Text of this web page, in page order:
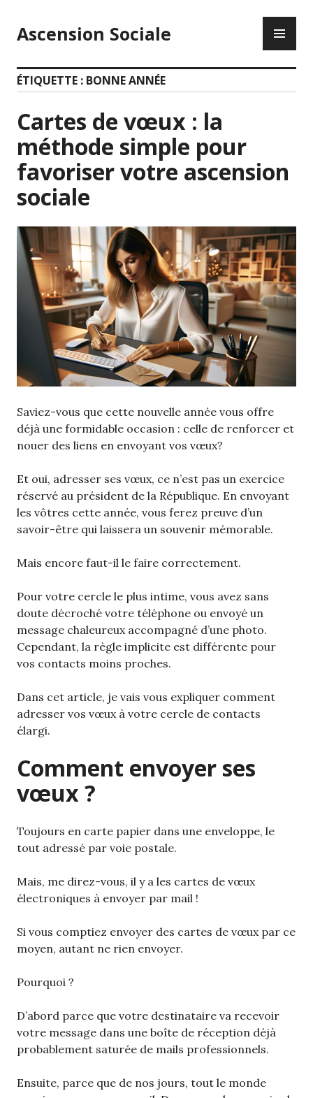
au
contenu
Ascension Sociale
ÉTIQUETTE : BONNE ANNÉE
Cartes de vœux : la
méthode simple pour
favoriser votre ascension
sociale
Saviez-vous que cette nouvelle année vous offre
déjà une formidable occasion : celle de renforcer et
nouer des liens en envoyant vos vœux?
Et oui, adresser ses vœux, ce n’est pas un exercice
réservé au président de la République. En envoyant
les vôtres cette année, vous ferez preuve d’un
savoir-être qui laissera un souvenir mémorable.
Mais encore faut-il le faire correctement.
Pour votre cercle le plus intime, vous avez sans
doute décroché votre téléphone ou envoyé un
message chaleureux accompagné d’une photo.
Cependant, la règle implicite est différente pour
vos contacts moins proches.
Dans cet article, je vais vous expliquer comment
adresser vos vœux à votre cercle de contacts
élargi.
Comment envoyer ses
vœux ?
Toujours en carte papier dans une enveloppe, le
tout adressé par voie postale.
Mais, me direz-vous, il y a les cartes de vœux
électroniques à envoyer par mail !
Si vous comptiez envoyer des cartes de vœux par ce
moyen, autant ne rien envoyer.
Pourquoi ?
D’abord parce que votre destinataire va recevoir
votre message dans une boîte de réception déjà
probablement saturée de mails professionnels.
Ensuite, parce que de nos jours, tout le monde